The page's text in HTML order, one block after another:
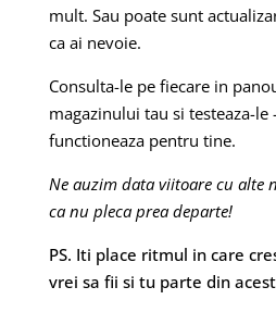
mult. Sau poate sunt
ca ai nevoie.
Consulta-le pe fiecare in
magazinului tau si testeaza-le
functioneaza pentru tine.
Ne auzim data viitoare cu alte
ca nu pleca prea departe!
PS. Iti place ritmul in care
vrei sa fii si tu parte din